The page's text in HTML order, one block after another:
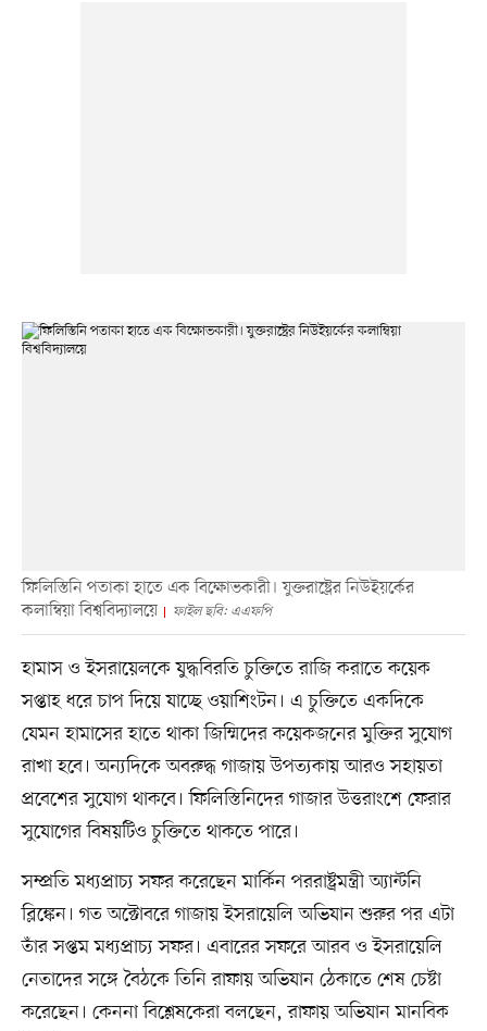
ফিলিস্তিনি পতাকা হাতে এক বিক্ষোভকারী। যুক্তরাষ্ট্রের নিউইয়র্কের
কলাম্বিয়া বিশ্ববিদ্যালয়ে
ফাইল ছবি: এএফপি
হামাস ও ইসরায়েলকে যুদ্ধবিরতি চুক্তিতে রাজি করাতে কয়েক
সপ্তাহ ধরে চাপ দিয়ে যাচ্ছে ওয়াশিংটন। এ চুক্তিতে একদিকে
যেমন হামাসের হাতে থাকা জিম্মিদের কয়েকজনের মুক্তির সুযোগ
রাখা হবে। অন্যদিকে অবরুদ্ধ গাজায় উপত্যকায় আরও সহায়তা
প্রবেশের সুযোগ থাকবে। ফিলিস্তিনিদের গাজার উত্তরাংশে ফেরার
সুযোগের বিষয়টিও চুক্তিতে থাকতে পারে।
সম্প্রতি মধ্যপ্রাচ্য সফর করেছেন মার্কিন পররাষ্ট্রমন্ত্রী অ্যান্টনি
ব্লিঙ্কেন। গত অক্টোবরে গাজায় ইসরায়েলি অভিযান শুরুর পর এটা
তাঁর সপ্তম মধ্যপ্রাচ্য সফর। এবারের সফরে আরব ও ইসরায়েলি
নেতাদের সঙ্গে বৈঠকে তিনি রাফায় অভিযান ঠেকাতে শেষ চেষ্টা
করেছেন। কেননা বিশ্লেষকেরা বলছেন, রাফায় অভিযান মানবিক